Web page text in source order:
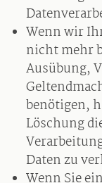
Wenn wir
nicht mehr
Ausübung,
benötigen,
Löschung
Daten zu
Wenn Sie